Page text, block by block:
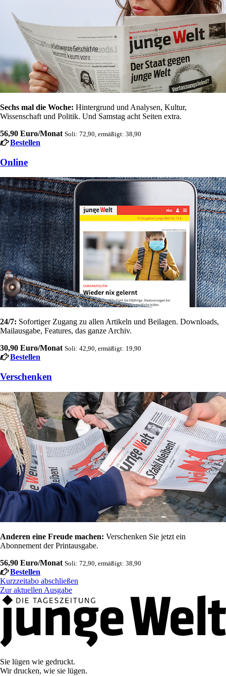
Sechs mal die Woche: Hintergrund und Analysen, Kultur,
Wissenschaft und Politik. Und Samstag acht Seiten extra.
56,90 Euro/Monat Soli: 72,90, ermäßigt: 38,90
Bestellen
Online
24/7: Sofortiger Zugang zu allen Artikeln und Beilagen. Downloads,
Mailausgabe, Features, das ganze Archiv.
30,90 Euro/Monat Soli: 42,90, ermäßigt: 19,90
Bestellen
Verschenken
Anderen eine Freude machen: Verschenken Sie jetzt ein
Abonnement der Printausgabe.
56,90 Euro/Monat Soli: 72,90, ermäßigt: 38,90
Bestellen
Kurzzeitabo abschließen
Zur aktuellen Ausgabe
Sie lügen wie gedruckt.
Wir drucken, wie sie lügen.